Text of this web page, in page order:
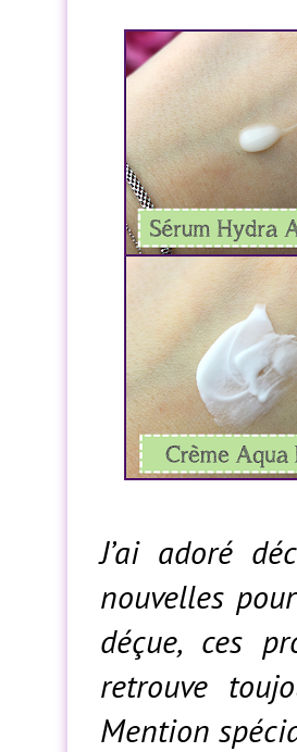
J’ai adoré
nouvelles
déçue, ces
retrouve
Mention